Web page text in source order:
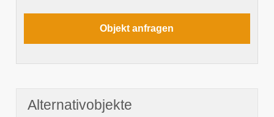
Alternativobjekte